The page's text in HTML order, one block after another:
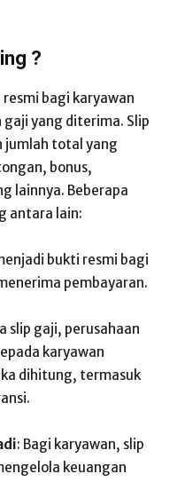
?
bagi karyawan
yang diterima. Slip
jumlah total yang
bonus,
lainnya. Beberapa
antara lain:
bukti resmi bagi
pembayaran.
slip gaji, perusahaan
karyawan
dihitung, termasuk
: Bagi karyawan, slip
keuangan